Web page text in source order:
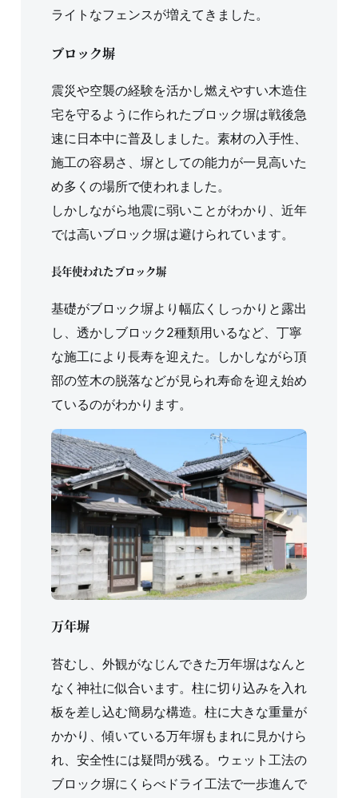
ライトなフェンスが増えてきました。
ブロック塀
震災や空襲の経験を活かし燃えやすい木造住
宅を守るように作られたブロック塀は戦後急
速に日本中に普及しました。素材の入手性、
施工の容易さ、塀としての能力が一見高いた
め多くの場所で使われました。
しかしながら地震に弱いことがわかり、近年
では高いブロック塀は避けられています。
長年使われたブロック塀
基礎がブロック塀より幅広くしっかりと露出
し、透かしブロック2種類用いるなど、丁寧
な施工により長寿を迎えた。しかしながら頂
部の笠木の脱落などが見られ寿命を迎え始め
ているのがわかります。
万年塀
苔むし、外観がなじんできた万年塀はなんと
なく神社に似合います。柱に切り込みを入れ
板を差し込む簡易な構造。柱に大きな重量が
かかり、傾いている万年塀もまれに見かけら
れ、安全性には疑問が残る。ウェット工法の
ブロック塀にくらべドライ工法で一歩進んで